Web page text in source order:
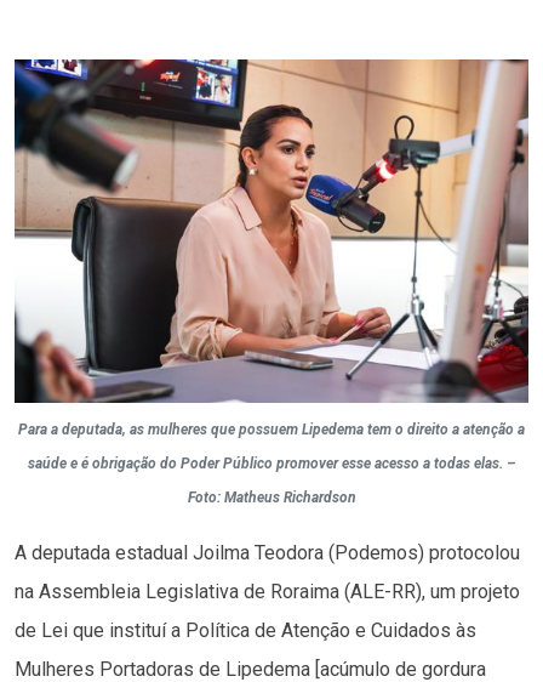
Para a deputada, as mulheres que possuem Lipedema tem o direito a atenção a
saúde e é obrigação do Poder Público promover esse acesso a todas elas. –
Foto: Matheus Richardson
A deputada estadual Joilma Teodora (Podemos) protocolou
na Assembleia Legislativa de Roraima (ALE-RR), um projeto
de Lei que instituí a Política de Atenção e Cuidados às
Mulheres Portadoras de Lipedema [acúmulo de gordura